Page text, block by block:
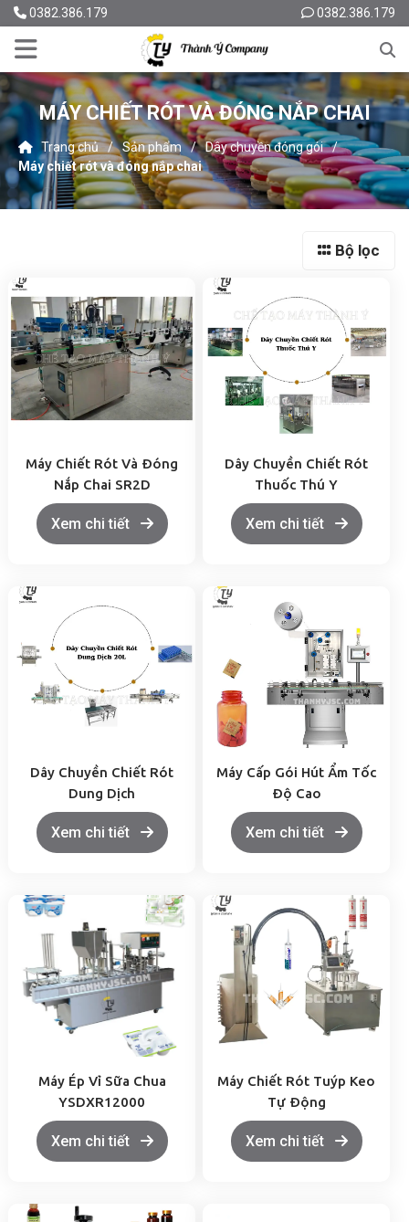
0382.386.179 0382.386.179
MÁY CHIẾT RÓT VÀ ĐÓNG NẮP CHAI
Trang chủ Sản phẩm
Dây chuyền đóng gói
Máy chiết rót và đóng nắp chai
Bộ lọc
Máy Chiết Rót Và Đóng
Nắp Chai SR2D
Xem chi tiết
Dây Chuyền Chiết Rót
Thuốc Thú Y
Xem chi tiết
Dây Chuyền Chiết Rót
Dung Dịch
Xem chi tiết
Máy Cấp Gói Hút Ẩm Tốc
Độ Cao
Xem chi tiết
Máy Ép Vỉ Sữa Chua
YSDXR12000
Xem chi tiết
Máy Chiết Rót Tuýp Keo
Tự Động
Xem chi tiết